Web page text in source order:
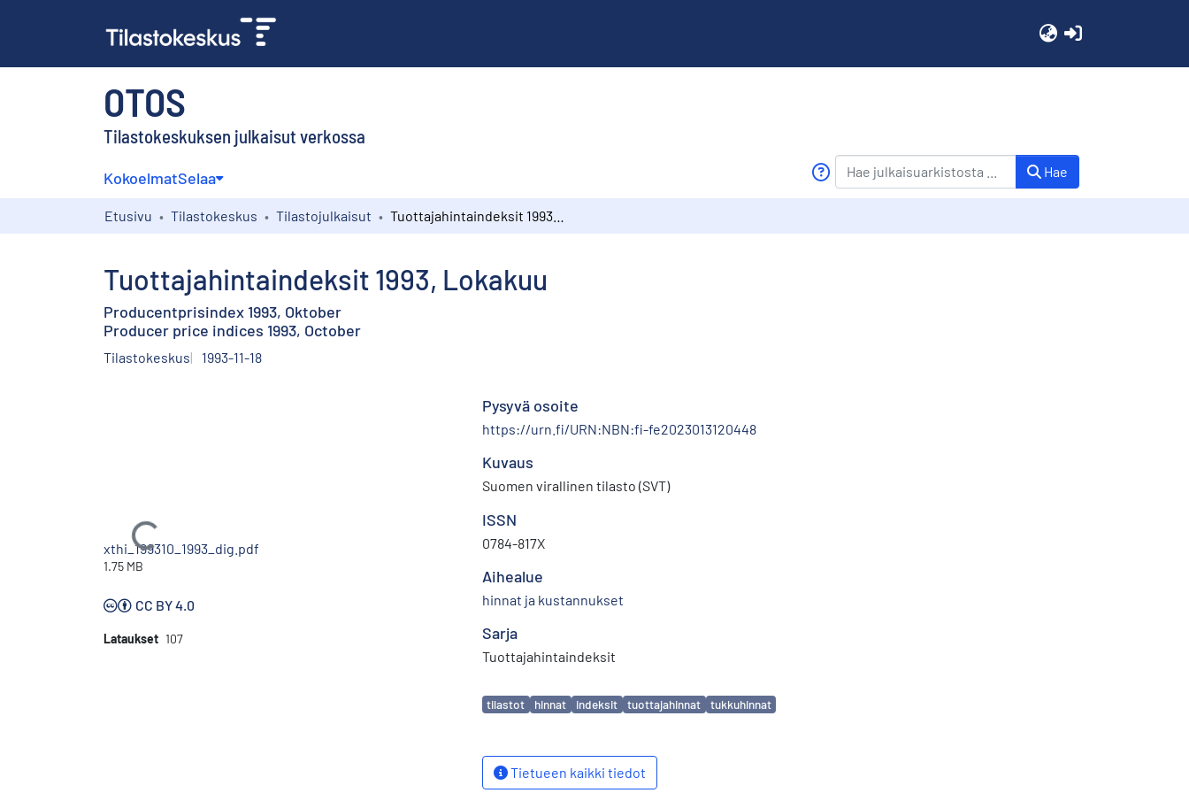
OTOS
Tilastokeskuksen julkaisut verkossa
KokoelmatSelaa Hae
Etusivu Tilastokeskus Tilastojulkaisut
Tuottajahintaindeksit 1993, Lokakuu
Producentprisindex 1993, Oktober
Producer price indices 1993, October
Tilastokeskus 1993-11-18
Ladataan...
xthi_199310_1993_dig.pdf
1.75 MB
CC BY 4.0
Lataukset 107
Pysyvä osoite
https://urn.fi/URN:NBN:fi-fe2023013120448
Kuvaus
Suomen virallinen tilasto (SVT)
ISSN
0784-817X
Aihealue
hinnat ja kustannukset
Sarja
Tuottajahintaindeksit
Avainsanat
tilastot hinnat indeksit tuottajahinnat tukkuhinnat
Tietueen kaikki tiedot